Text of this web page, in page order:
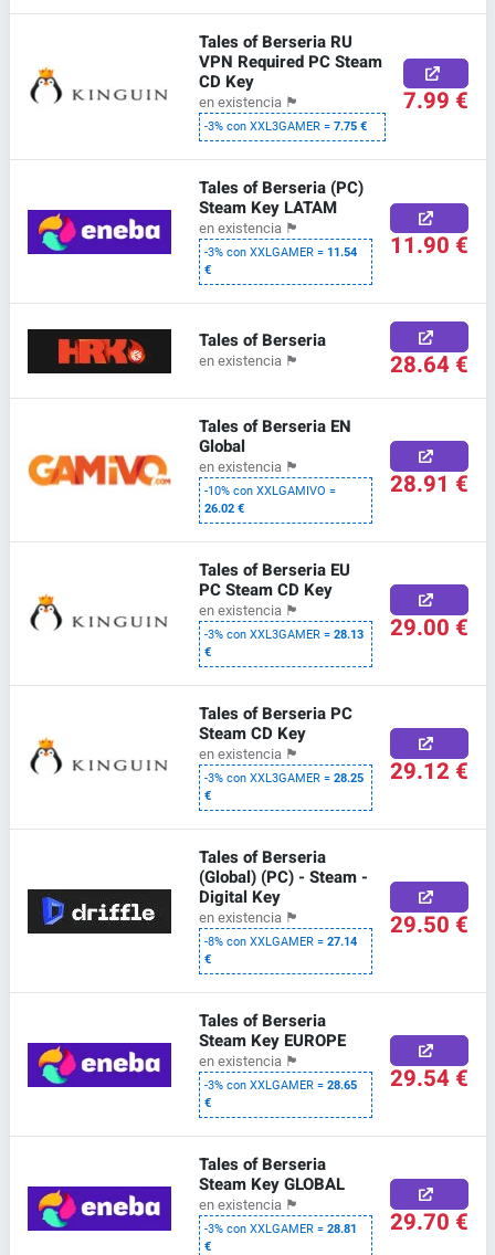
Tales of Berseria RU
VPN Required PC Steam
CD Key
en existencia 🏴
-3% con XXL3GAMER =7.75 €
7.99 €
Tales of Berseria (PC)
Steam Key LATAM
en existencia 🏴
-3% con XXLGAMER =11.54
€
11.90 €
Tales of Berseria
en existencia 🏴 28.64 €
Tales of Berseria EN
Global
en existencia 🏴
-10% con XXLGAMIVO =
26.02 €
28.91 €
Tales of Berseria EU
PC Steam CD Key
en existencia 🏴
-3% con XXL3GAMER =28.13
€
29.00 €
Tales of Berseria PC
Steam CD Key
en existencia 🏴
-3% con XXL3GAMER =28.25
€
29.12 €
Tales of Berseria
(Global) (PC) - Steam -
Digital Key
en existencia 🏴
-8% con XXLGAMER =27.14
€
29.50 €
Tales of Berseria
Steam Key EUROPE
en existencia 🏴
-3% con XXLGAMER =28.65
€
29.54 €
Tales of Berseria
Steam Key GLOBAL
en existencia 🏴
-3% con XXLGAMER =28.81
€
29.70 €